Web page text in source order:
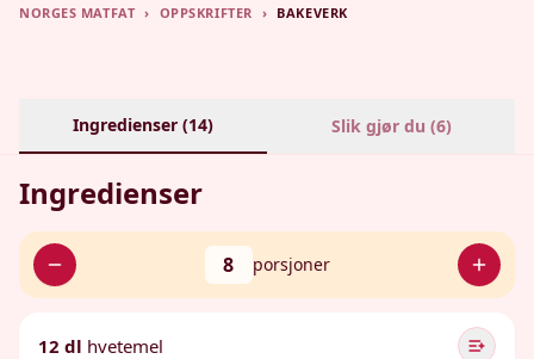
NORGES MATFAT › OPPSKRIFTER › BAKEVERK
Ingredienser (14) Slik gjør du (6)
Ingredienser
8 porsjoner
12 dl hvetemel